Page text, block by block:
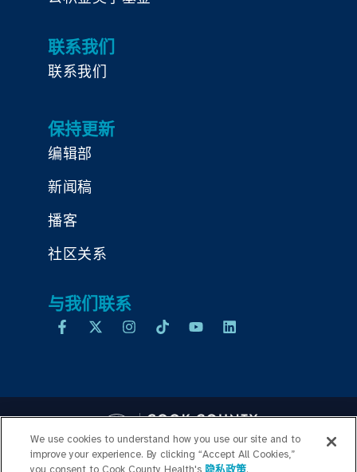
联系我们
联系我们
保持更新
编辑部
新闻稿
播客
社区关系
与我们联系
We use cookies to understand how you use our site and to
improve your experience. By clicking “Accept All Cookies,”